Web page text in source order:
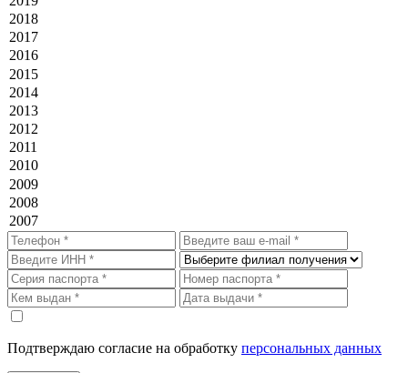
Подтверждаю согласие на обработку персональных данных